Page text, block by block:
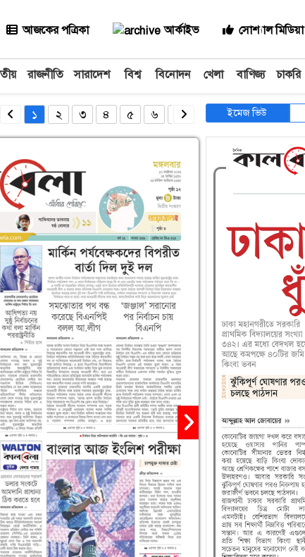
আজকের পত্রিকা আর্কাইভ সোশ্যাল মিডিয়া
রাজনীতি সারাদেশ বিশ্ব বিনোদন খেলা বাণিজ্য চাকরি
১ ২ ৩ ৪ ৫ ৬ ৭ ৯ ১০
ইমেজ ভিউ